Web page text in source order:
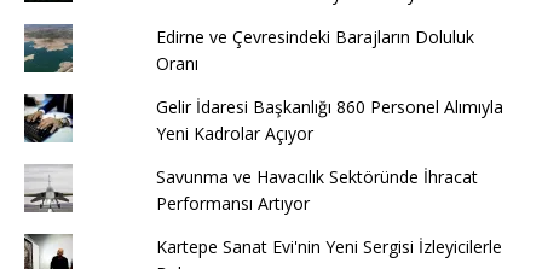
Edirne ve Çevresindeki Barajların Doluluk
Oranı
Gelir İdaresi Başkanlığı 860 Personel Alımıyla
Yeni Kadrolar Açıyor
Savunma ve Havacılık Sektöründe İhracat
Performansı Artıyor
Kartepe Sanat Evi'nin Yeni Sergisi İzleyicilerle